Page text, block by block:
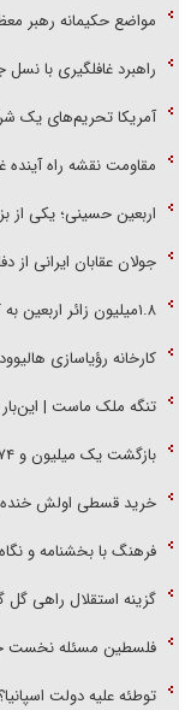
مواضع حکیمانه رهبر
راهبرد غافلگیری با نسل
آمریکا تحریم‌های یک
مقاومت نقشه راه
اربعین حسینی؛ یکی از
جولان عقابان ایرانی
۱.۸میلیون زائر اربعین به کشور بازگشتند
کارخانه رؤیاسازی
تنگه ملک ماست |
بازگشت یک میلیون و ۹۷۴ هزار زائر اربعین به کشور
خرید قسطی اولش
فرهنگ با بخشنامه و
گزینه استقلال راهی گل
فلسطین مسئله نخست
توطئه علیه دولت